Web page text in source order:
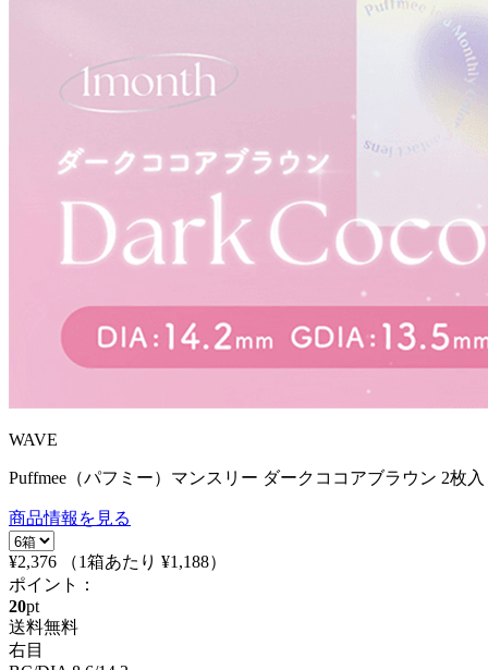
WAVE
Puffmee（パフミー）マンスリー ダークココアブラウン 2枚
商品情報を見る
¥2,376 （1箱あたり ¥1,188）
ポイント：
20pt
送料無料
右目